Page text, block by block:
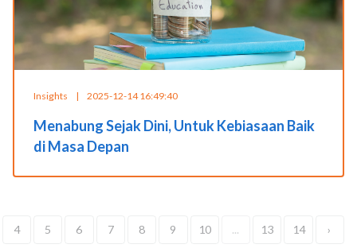
Insights | 2025-12-14 16:49:40
Menabung Sejak Dini, Untuk Kebiasaan Baik
di Masa Depan
4 5 6 7 8 9 10 ... 13 14 ›